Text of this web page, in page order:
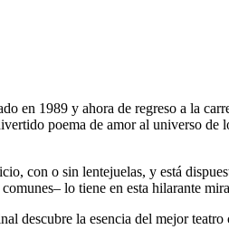
en 1989 y ahora de regreso a la
poema de amor al universo de
con o sin lentejuelas, y está
lo tiene en esta hilarante
descubre la esencia del mejor